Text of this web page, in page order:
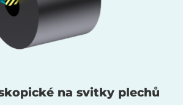
na svitky plechů